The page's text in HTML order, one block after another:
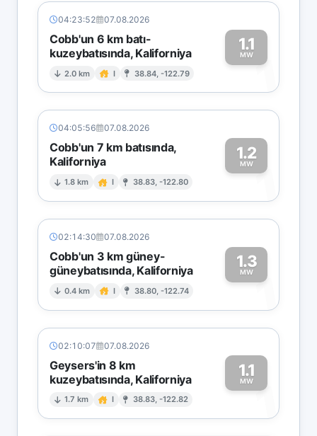
04:23:52 07.08.2026
Cobb'un 6 km batı-
kuzeybatısında, Kaliforniya
2.0 km I 38.84, -122.79
1.1
MW1
04:05:56 07.08.2026
Cobb'un 7 km batısında,
Kaliforniya
1.8 km I 38.83, -122.80
1.2
MW1
02:14:30 07.08.2026
Cobb'un 3 km güney-
güneybatısında, Kaliforniya
0.4 km I 38.80, -122.74
1.3
MW1
02:10:07 07.08.2026
Geysers'in 8 km
kuzeybatısında, Kaliforniya
1.7 km I 38.83, -122.82
1.1
MW1